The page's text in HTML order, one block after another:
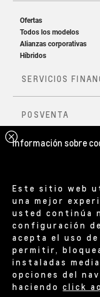
Información sobre
Este sitio web
una mejor
usted continúa
configuración
acepta el uso
permitir,
instaladas
opciones del
haciendoclick